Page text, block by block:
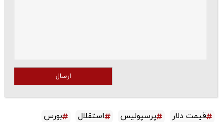
ارسال
قیمت دلار پرسپولیس استقلال
بورس